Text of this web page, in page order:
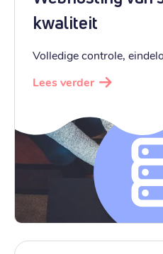
kwaliteit
Volledige controle,
Lees verder